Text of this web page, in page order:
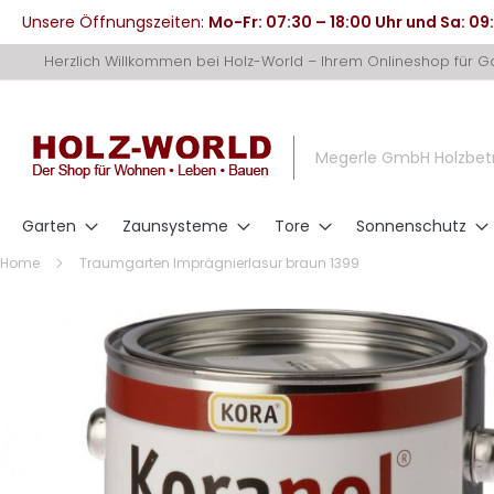
Unsere Öffnungszeiten: Mo-Fr: 07:30 – 18:00 Uhr und Sa:
zum
Herzlich Willkommen bei Holz-World – Ihrem Onlineshop für
Megerle GmbH
Garten Zaunsysteme Tore Sonnenschutz
Home Traumgarten Imprägnierlasur braun 1399